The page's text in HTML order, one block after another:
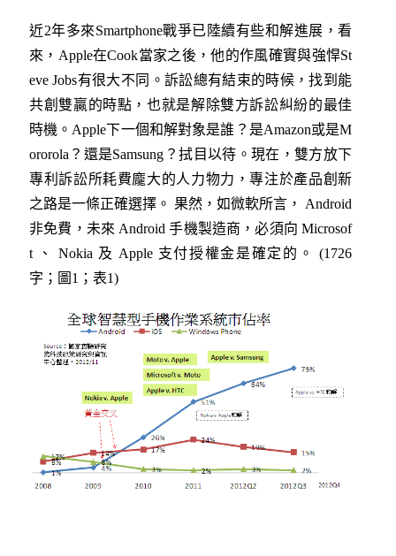
近2年多來Smartphone戰爭已陸續有些和解進展，看
來，Apple在Cook當家之後，他的作風確實與強悍St
eve Jobs有很大不同。訴訟總有結束的時候，找到能
共創雙贏的時點，也就是解除雙方訴訟糾紛的最佳
時機。Apple下一個和解對象是誰？是Amazon或是M
ororola？還是Samsung？拭目以待。現在，雙方放下
專利訴訟所耗費龐大的人力物力，專注於產品創新
之路是一條正確選擇。 果然，如微軟所言， Android
非免費，未來 Android 手機製造商，必須向 Microsof
t 、 Nokia 及 Apple 支付授權金是確定的。 (1726
字；圖1；表1)